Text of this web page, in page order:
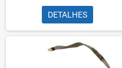
DETALHES